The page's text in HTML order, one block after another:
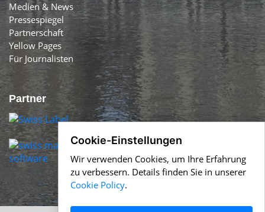
Medien & News
Pressespiegel
Partnerschaft
Yellow Pages
Für Journalisten
Partner
Cookie-Einstellungen
Wir verwenden Cookies, um Ihre Erfahrung
zu verbessern. Details finden Sie in unserer
Cookie Policy.